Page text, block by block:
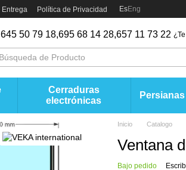
Entrega Política de Privacidad EsEng
645 50 79 18,695 68 14 28,657 11 73 22
Cerraduras
electrónicas
Persianas
Inicio Catalogo
Ventana
Bajo pedido